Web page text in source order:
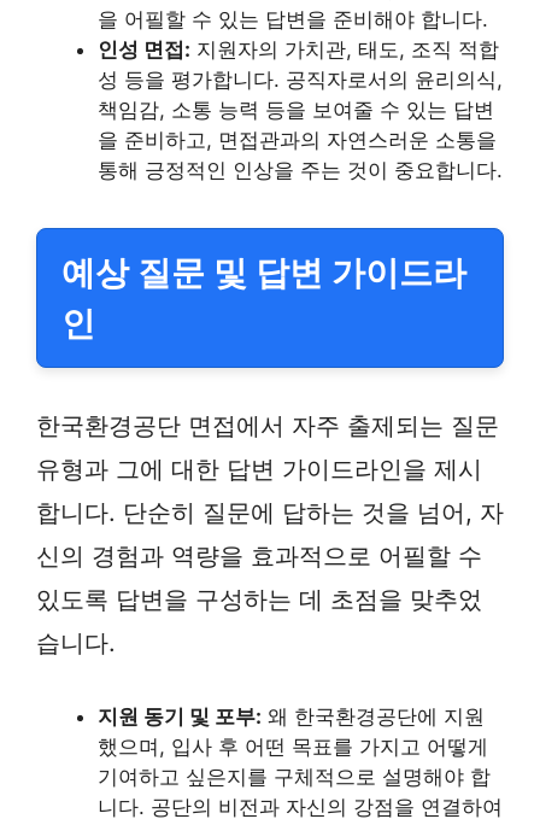
을 어필할 수 있는 답변을 준비해야 합니다.
인성 면접: 지원자의 가치관, 태도, 조직 적합
성 등을 평가합니다. 공직자로서의 윤리의식,
책임감, 소통 능력 등을 보여줄 수 있는 답변
을 준비하고, 면접관과의 자연스러운 소통을
통해 긍정적인 인상을 주는 것이 중요합니다.
예상 질문 및 답변 가이드라
인
한국환경공단 면접에서 자주 출제되는 질문
유형과 그에 대한 답변 가이드라인을 제시
합니다. 단순히 질문에 답하는 것을 넘어, 자
신의 경험과 역량을 효과적으로 어필할 수
있도록 답변을 구성하는 데 초점을 맞추었
습니다.
지원 동기 및 포부: 왜 한국환경공단에 지원
했으며, 입사 후 어떤 목표를 가지고 어떻게
기여하고 싶은지를 구체적으로 설명해야 합
니다. 공단의 비전과 자신의 강점을 연결하여